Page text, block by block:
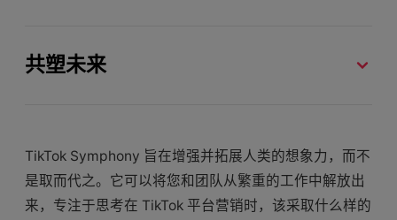
共塑未来
TikTok Symphony 旨在增强并拓展人类的想象力，而不
是取而代之。它可以将您和团队从繁重的工作中解放出
来，专注于思考在 TikTok 平台营销时，该采取什么样的